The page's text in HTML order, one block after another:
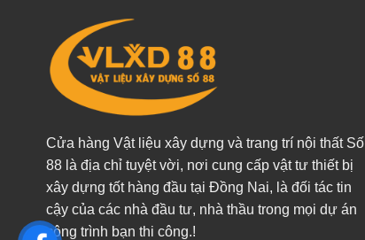
Cửa hàng Vật liệu xây dựng và trang trí nội thất Số
88 là địa chỉ tuyệt vời, nơi cung cấp vật tư thiết bị
xây dựng tốt hàng đầu tại Đồng Nai, là đối tác tin
cậy của các nhà đầu tư, nhà thầu trong mọi dự án
công trình bạn thi công.!